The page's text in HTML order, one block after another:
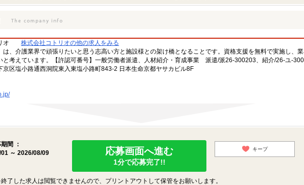
オ
株式会社コトリオの他の求人をみる
は、介護業界で頑張りたいと思う志高い方と施設様との架け橋となることです。資格支援を無料で実施し、
と考えています。【許認可番号】一般労働者派遣、人材紹介・育成事業 派遣/派26-300203、紹介/26-ユ-
京区塩小路通西洞院東入東塩小路町843-2 日本生命京都ヤサカビル8F
間 ：
～ 2026/08/09
応募画面へ進む
1分で応募完了!!
キープ
了した求人は閲覧できませんので、プリントアウトして保管をお願いします。